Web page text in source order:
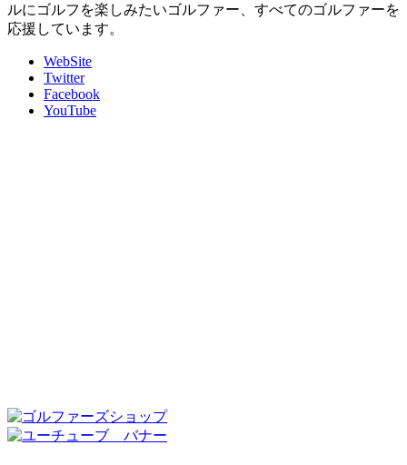
ルにゴルフを楽しみたいゴルファー、すべてのゴルファーを
応援しています。
WebSite
Twitter
Facebook
YouTube